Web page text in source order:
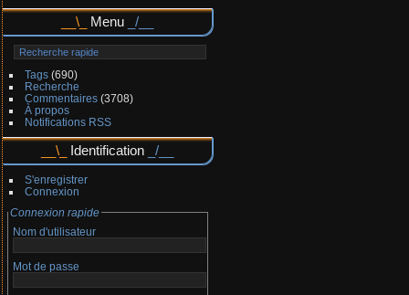
Menu
Tags(690)
Recherche
Commentaires(3708)
À propos
Notifications RSS
Identification
S'enregistrer
Connexion
Connexion rapide
Nom d'utilisateur
Mot de passe